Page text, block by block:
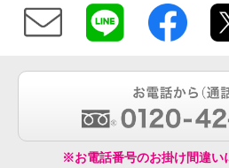
※お電話番号のお掛け間違い